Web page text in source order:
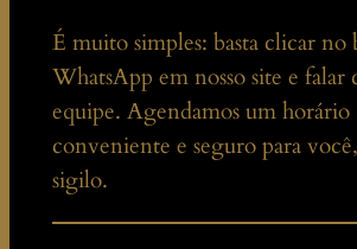
É muito simples: basta clicar no
WhatsApp em nosso site e falar
equipe. Agendamos um horário
conveniente e seguro para
sigilo.